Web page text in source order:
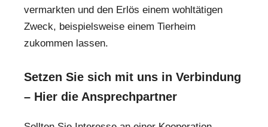
vermarkten und den Erlös einem wohltätigen
Zweck, beispielsweise einem Tierheim
zukommen lassen.
Setzen Sie sich mit uns in Verbindung
– Hier die Ansprechpartner